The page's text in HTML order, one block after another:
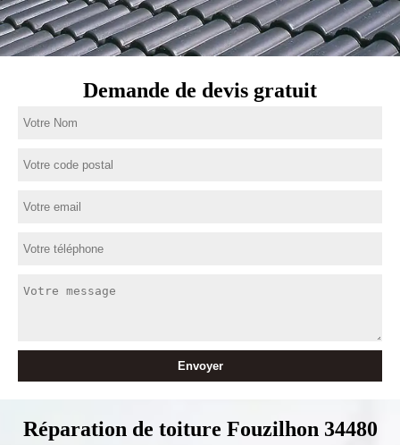
Demande de devis gratuit
Réparation de toiture Fouzilhon 34480